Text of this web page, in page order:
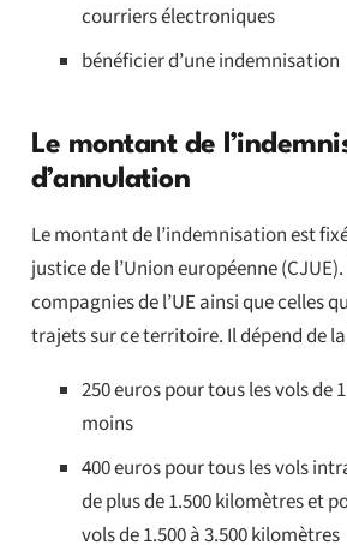
courriers électroniques
bénéficier d’une indemnisation
Le montant de
d’annulation
Le montant de l’indemnisation est
justice de l’Union européenne
compagnies de l’UE ainsi que celles
trajets sur ce territoire. Il dépend de
250 euros pour tous les vols de
moins
400 euros pour tous les vols
de plus de 1.500 kilomètres et
vols de 1.500 à 3.500 kilomètres